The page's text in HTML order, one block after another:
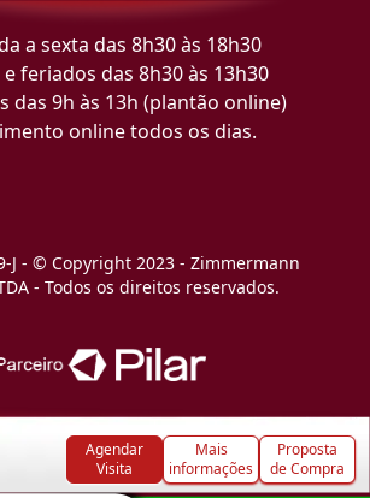
Agendar
Visita
Mais
informações
Proposta
de Compra
a sexta das 8h30 às 18h30
feriados das 8h30 às 13h30
das 9h às 13h (plantão online)
online todos os dias.
J - © Copyright 2023 - Zimmermann
- Todos os direitos reservados.